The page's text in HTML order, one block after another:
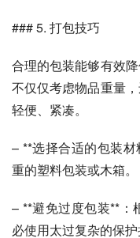
### 5. 打包技巧
合理的包装能够有效
不仅仅考虑物品重量
轻便、紧凑。
– **选择合适的包装
重的塑料包装或木箱。
– **避免过度包装**：
必使用太过复杂的保护